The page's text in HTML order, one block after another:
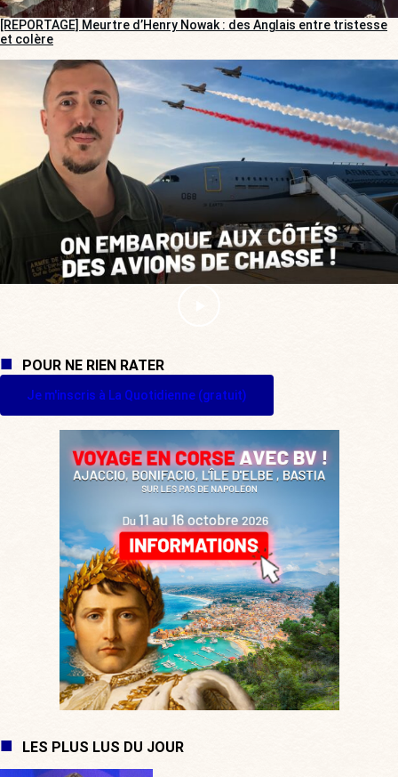
[REPORTAGE] Meurtre d’Henry Nowak : des Anglais entre tristesse
et colère
POUR NE RIEN RATER
Je m'inscris à La Quotidienne (gratuit)
LES PLUS LUS DU JOUR